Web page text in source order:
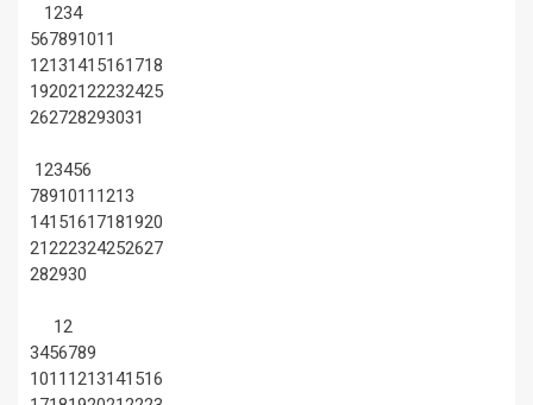
1234
567891011
12131415161718
19202122232425
262728293031
123456
7891011 1213
14151617181920
21222324252627
282930
12
3456789
1011 1213141516